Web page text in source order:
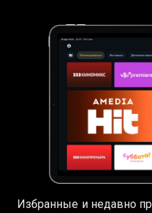
Избранные и недавно